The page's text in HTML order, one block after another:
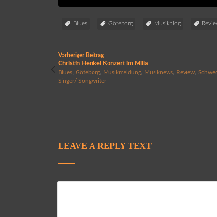
Blues Göteborg Musikblog
Vorheriger Beitrag
Christin Henkel Konzert im Milla
Blues ,Göteborg Musikmeldung Musiknews Review ,
Singer/-Songwriter
LEAVE A REPLY TEXT